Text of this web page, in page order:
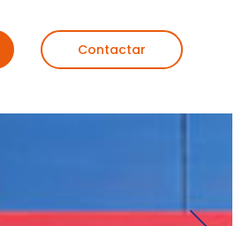
Contactar